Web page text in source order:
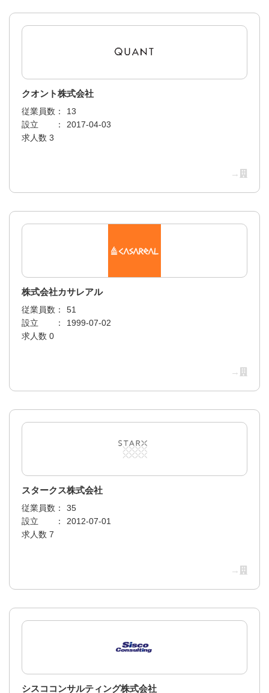
クオント株式会社
従業員数：
13
設立 ：
2017-04-03
求人数 3
→
株式会社カサレアル
従業員数：
51
設立 ：
1999-07-02
求人数 0
→
スタークス株式会社
従業員数：
35
設立 ：
2012-07-01
求人数 7
→
シスココンサルティング株式会社